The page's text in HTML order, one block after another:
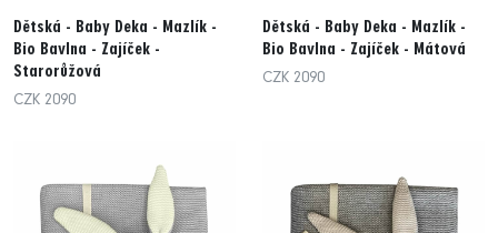
Dětská - Baby Deka - Mazlík -
Bio Bavlna - Zajíček -
Starorůžová
CZK 2090
Dětská - Baby Deka - Mazlík -
Bio Bavlna - Zajíček - Mátová
CZK 2090